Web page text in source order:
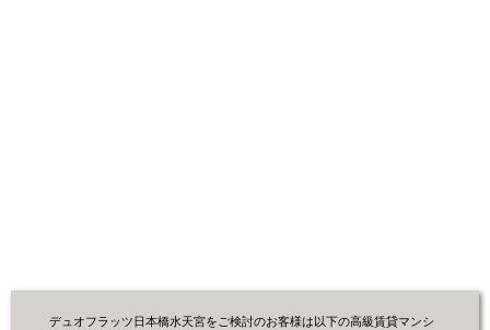
デュオフラッツ日本橋水天宮をご検討のお客様は以下の高級賃貸マンシ